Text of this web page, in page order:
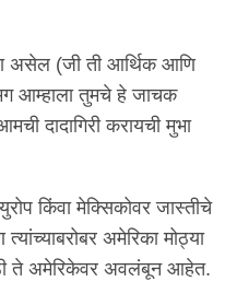
असेल (जी ती आर्थिक आणि
आम्हाला तुमचे हे जाचक
दादागिरी करायची मुभा
किंवा मेक्सिकोवर जास्तीचे
अमेरिका मोठ्या
ते अमेरिकेवर अवलंबून आहेत.